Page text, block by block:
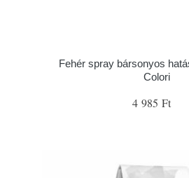
Fehér spray bársonyos
Colori
4 985 Ft